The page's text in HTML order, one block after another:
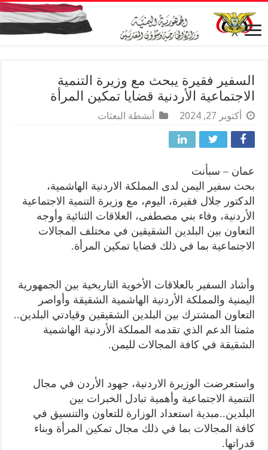
السفير فقيرة يبحث مع وزيرة التنمية
الاجتماعية الأردنية قضايا تمكين المرأة
أكتوبر 27, 2024 أنشطة البعثات
عمان – سبأنت
بحث سفير اليمن لدى المملكة الاردنية الهاشمية،
الدكتور جلال فقيرة، اليوم، مع وزيرة التنمية الاجتماعية
الأردنية، وفاء بني مصطفى، العلاقات الثنائية وأوجه
التعاون بين البلدين الشقيقين في مختلف المجالات
الاجتماعية بما في ذلك قضايا تمكين المرأة.
وأشاد السفير بالعلاقات الأخوية التاريخية بين الجمهورية
اليمنية والمملكة الأردنية الهاشمية الشقيقة وأواصر
التعاون المشترك بين البلدين الشقيقين وقيادتي البلدين..
مثمنا الدعم الذي تقدمه المملكة الأردنية الهاشمية
الشقيقة في كافة المجالات لليمن.
واستعرضت الوزيرة الاردنية، جهود الأردن في مجال
التنمية الاجتماعية وأهمية تبادل الخبرات بين
البلدين..مبدية استعداد الوزارة للتعاون والتنسيق في
كافة المجالات بما في ذلك مجال تمكين المرأة وبناء
قدراتها.